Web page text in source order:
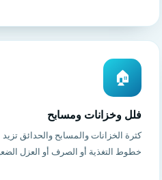
🏠
فلل وخزانات ومسابح
كثرة الخزانات والمسابح والحدائق
خطوط التغذية أو الصرف أو العزل